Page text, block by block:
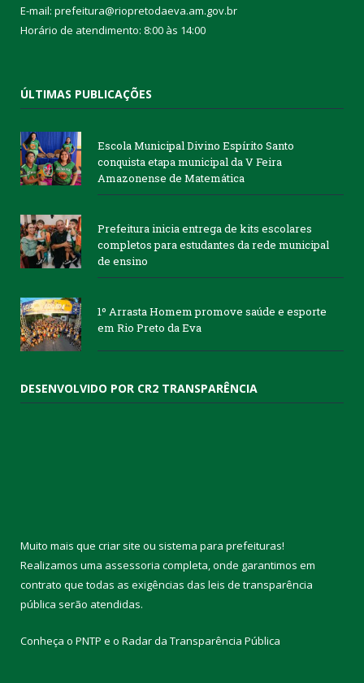
E-mail: prefeitura@riopretodaeva.am.gov.br
Horário de atendimento: 8:00 às 14:00
ÚLTIMAS PUBLICAÇÕES
Escola Municipal Divino Espírito Santo
conquista etapa municipal da V Feira
Amazonense de Matemática
Prefeitura inicia entrega de kits escolares
completos para estudantes da rede municipal
de ensino
1º Arrasta Homem promove saúde e esporte
em Rio Preto da Eva
DESENVOLVIDO POR CR2 TRANSPARÊNCIA
Muito mais que criar site ou sistema para prefeituras!
Realizamos uma assessoria completa, onde garantimos em
contrato que todas as exigências das leis de transparência
pública serão atendidas.
Conheça o PNTP e o Radar da Transparência Pública